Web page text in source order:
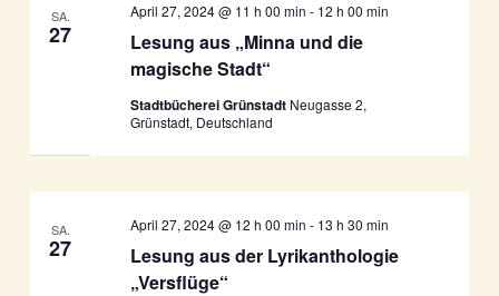
SA.
27
Lesung aus „Minna und die
magische Stadt“
April 27, 2024 @ 11 h 00 min - 12 h 00 min
Stadtbücherei Grünstadt Neugasse 2,
Grünstadt, Deutschland
SA.
27
Lesung aus der Lyrikanthologie
„Versflüge“
April 27, 2024 @ 12 h 00 min - 13 h 30 min